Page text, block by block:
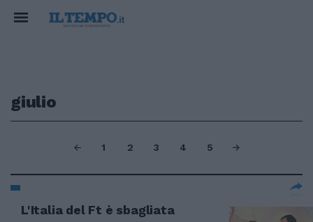
giulio
1 2 3 4 5
L'Italia del Ft è sbagliata